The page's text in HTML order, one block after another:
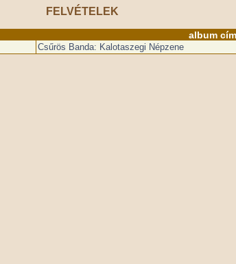
FELVÉTELEK
album
Csűrös Banda: Kalotaszegi Népzene